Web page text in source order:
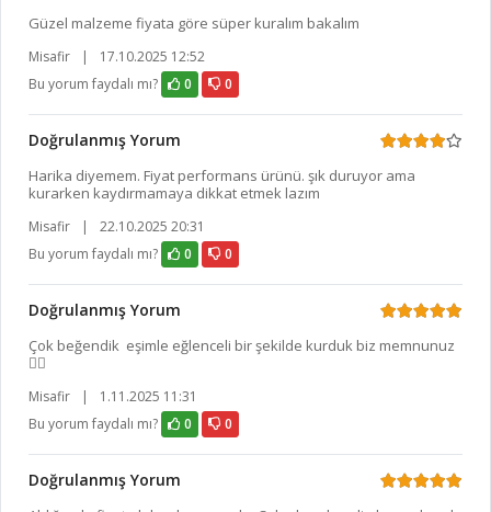
Güzel malzeme fiyata göre süper kuralım bakalım
Misafir |
17.10.2025 12:52
Bu yorum faydalı mı?
0 0
Doğrulanmış Yorum
Harika diyemem. Fiyat performans ürünü. şık duruyor ama
kurarken kaydırmamaya dikkat etmek lazım
Misafir |
22.10.2025 20:31
Bu yorum faydalı mı?
0 0
Doğrulanmış Yorum
Çok beğendik eşimle eğlenceli bir şekilde kurduk biz memnunuz
👌🏻
Misafir |
1.11.2025 11:31
Bu yorum faydalı mı?
0 0
Doğrulanmış Yorum